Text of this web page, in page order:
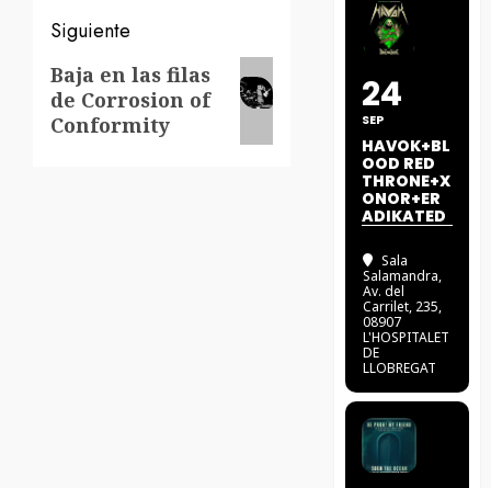
Siguiente
Siguiente
entrada:
Baja en las filas
de Corrosion of
Conformity
24
SEP
HAVOK+BL
OOD RED
THRONE+X
ONOR+ER
ADIKATED
Sala
Salamandra,
Av. del
Carrilet, 235,
08907
L'HOSPITALET
DE
LLOBREGAT